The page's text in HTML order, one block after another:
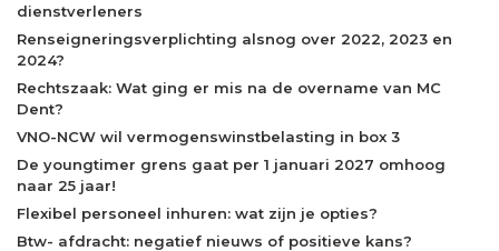
dienstverleners
Renseigneringsverplichting alsnog over 2022, 2023 en
2024?
Rechtszaak: Wat ging er mis na de overname van MC
Dent?
VNO-NCW wil vermogenswinstbelasting in box 3
De youngtimer grens gaat per 1 januari 2027 omhoog
naar 25 jaar!
Flexibel personeel inhuren: wat zijn je opties?
Btw- afdracht: negatief nieuws of positieve kans?